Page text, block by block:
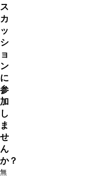
ス
カ
ッ
シ
ョ
ン
に
参
加
し
ま
せ
ん
か？
無